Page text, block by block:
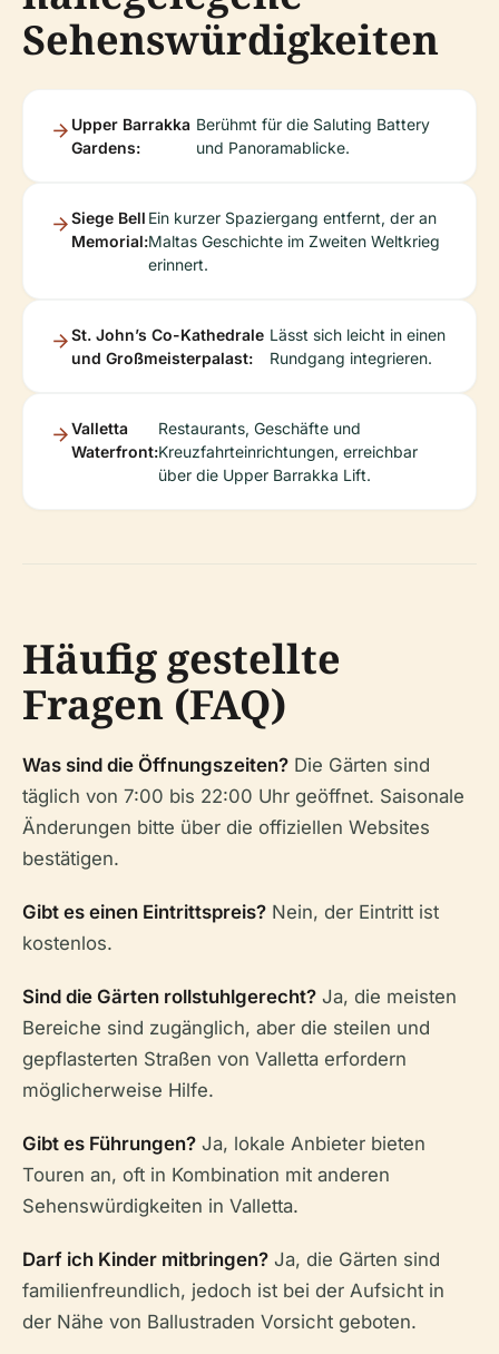
Sehenswürdigkeiten
Upper Barrakka
Gardens:
Berühmt für die Saluting Battery
und Panoramablicke.
Siege Bell
Memorial:
Ein kurzer Spaziergang entfernt, der an
Maltas Geschichte im Zweiten Weltkrieg
erinnert.
St. John’s Co-Kathedrale
und Großmeisterpalast:
Lässt sich leicht in einen
Rundgang integrieren.
Valletta
Waterfront:
Restaurants, Geschäfte und
Kreuzfahrteinrichtungen, erreichbar
über die Upper Barrakka Lift.
Häufig gestellte
Fragen (FAQ)
Was sind die Öffnungszeiten? Die Gärten sind
täglich von 7:00 bis 22:00 Uhr geöffnet. Saisonale
Änderungen bitte über die offiziellen Websites
bestätigen.
Gibt es einen Eintrittspreis? Nein, der Eintritt ist
kostenlos.
Sind die Gärten rollstuhlgerecht? Ja, die meisten
Bereiche sind zugänglich, aber die steilen und
gepflasterten Straßen von Valletta erfordern
möglicherweise Hilfe.
Gibt es Führungen? Ja, lokale Anbieter bieten
Touren an, oft in Kombination mit anderen
Sehenswürdigkeiten in Valletta.
Darf ich Kinder mitbringen? Ja, die Gärten sind
familienfreundlich, jedoch ist bei der Aufsicht in
der Nähe von Ballustraden Vorsicht geboten.